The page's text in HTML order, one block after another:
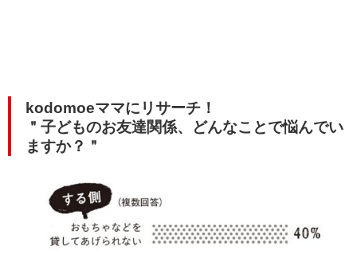
kodomoeママにリサーチ！
＂子どものお友達関係、どんなことで悩んでい
ますか？＂